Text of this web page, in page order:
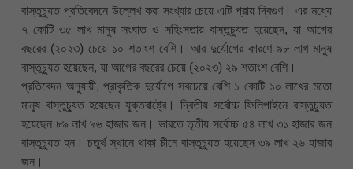
বাস্তুচ্যুত প্রতিবেদনে উল্লেখ করা সংখ্যার চেয়ে এটি প্রায় দ্বিগুণ। এর মধ্যে
৭ কোটি ৩৫ লাখ মানুষ সংঘাত ও সহিংসতায় বাস্তুচ্যুত হয়েছেন, যা আগের
বছরের (২০২৩) চেয়ে ১০ শতাংশ বেশি। আর দুর্যোগের কারণে ৯৮ লাখ মানুষ
বাস্তুচ্যুত হয়েছেন, যা আগের বছরের চেয়ে (২০২৩) ২৯ শতাংশ বেশি।
প্রতিবেদন অনুযায়ী, প্রাকৃতিক দুর্যোগে সবচেয়ে বেশি ১ কোটি ১০ লাখের মতো
মানুষ বাস্তুচ্যুত হয়েছেন যুক্তরাষ্ট্রে। দ্বিতীয় সর্বোচ্চ ফিলিপাইনে বাস্তুচ্যুত
হয়েছেন ৮৯ লাখ ৯৬ হাজার জন। ভারতে তৃতীয় সর্বোচ্চ ৫৪ লাখ ৩১ হাজার জন
বাস্তুচ্যুত হন। চতুর্থ স্থানে থাকা চীনে বাস্তুচ্যুত হয়েছেন ৩৯ লাখ ২৬ হাজার
জন।